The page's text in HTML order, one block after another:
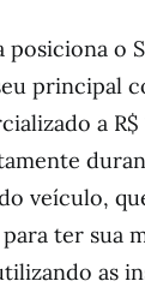
posiciona o
principal
a R$
veículo,
ter sua
as